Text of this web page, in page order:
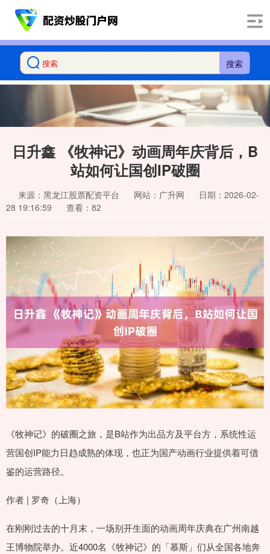
搜索
日升鑫 《牧神记》动画周年庆背后，B
站如何让国创IP破圈
来源：黑龙江股票配资平台 网站：广升网
日期：2026-02-
28 19:16:59
查看：82
《牧神记》的破圈之旅，是B站作为出品方及平台方，系统性运
营国创IP能力日趋成熟的体现，也正为国产动画行业提供着可借
鉴的运营路径。
作者 | 罗奇（上海）
在刚刚过去的十月末，一场别开生面的动画周年庆典在广州南越
王博物院举办。近4000名《牧神记》的「慕斯」们从全国各地奔